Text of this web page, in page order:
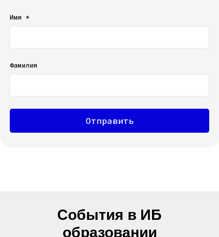
Имя *
Фамилия
Отправить
События в ИБ
образовании